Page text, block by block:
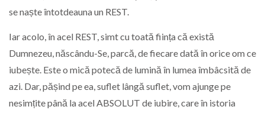
se naște întotdeauna un REST.
Iar acolo, în acel REST, simt cu toată ființa că există
Dumnezeu, născându-Se, parcă, de fiecare dată în orice om ce
iubește. Este o mică potecă de lumină în lumea îmbâcsită de
azi. Dar, pășind pe ea, suflet lângă suflet, vom ajunge pe
nesimțite până la acel ABSOLUT de iubire, care în istoria